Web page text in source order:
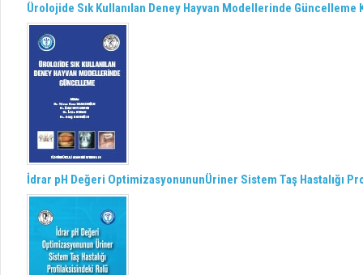
Ürolojide Sık Kullanılan Deney Hayvan Modellerinde Güncelleme
İdrar pH Değeri OptimizasyonununÜriner Sistem Taş Hastalığı